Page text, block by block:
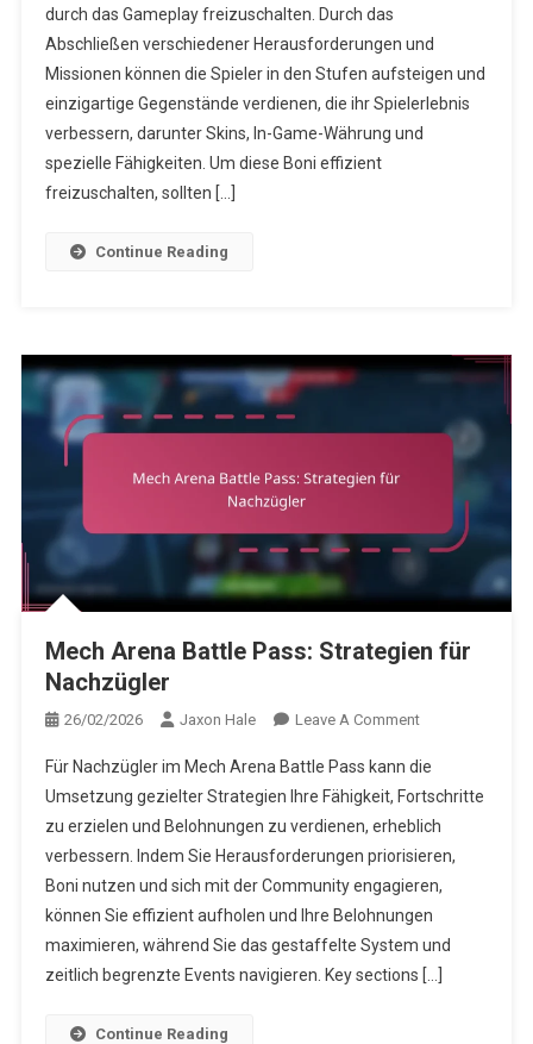
Boni
Effizient
Freischalten
durch das Gameplay freizuschalten. Durch das
Abschließen verschiedener Herausforderungen und
Missionen können die Spieler in den Stufen aufsteigen und
einzigartige Gegenstände verdienen, die ihr Spielerlebnis
verbessern, darunter Skins, In-Game-Währung und
spezielle Fähigkeiten. Um diese Boni effizient
freizuschalten, sollten […]
Continue Reading
Mech Arena Battle Pass: Strategien für
Nachzügler
26/02/2026 Jaxon Hale Leave A CommentOn
Arena
Battle
Pass:
Strategien
Für
Nachzügler
Für Nachzügler im Mech Arena Battle Pass kann die
Umsetzung gezielter Strategien Ihre Fähigkeit, Fortschritte
zu erzielen und Belohnungen zu verdienen, erheblich
verbessern. Indem Sie Herausforderungen priorisieren,
Boni nutzen und sich mit der Community engagieren,
können Sie effizient aufholen und Ihre Belohnungen
maximieren, während Sie das gestaffelte System und
zeitlich begrenzte Events navigieren. Key sections […]
Continue Reading